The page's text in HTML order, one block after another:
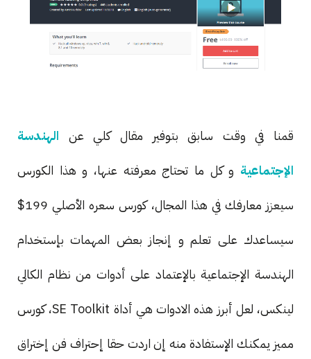
قمنا في وقت سابق بتوفير مقال كلي عن الهندسة
الإجتماعية و كل ما تحتاج معرفته عنها، و هذا الكورس
سيعزز معارفك في هذا المجال، كورس سعره الأصلي 199$
سيساعدك على تعلم و إنجاز بعض المهمات بإستخدام
الهندسة الإجتماعية بالإعتماد على أدوات من نظام الكالي
لينكس، لعل أبرز هذه الادوات هي أداة SE Toolkit، كورس
مميز يمكنك الإستفادة منه إن اردت حقا إحتراف فن إختراق